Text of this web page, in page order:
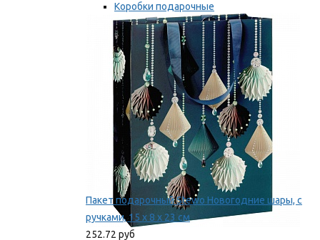
Коробки подарочные
Ленты, бобины
Мы рекомендуем
Пакет подарочный Stewo Новогодние шары, с
ручками, 15 х 8 х 23 см
252.72 руб